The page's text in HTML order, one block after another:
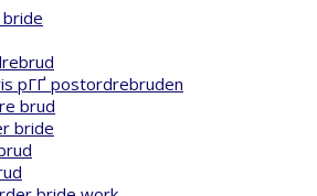
pГҐ postordrebruden
brud
bride